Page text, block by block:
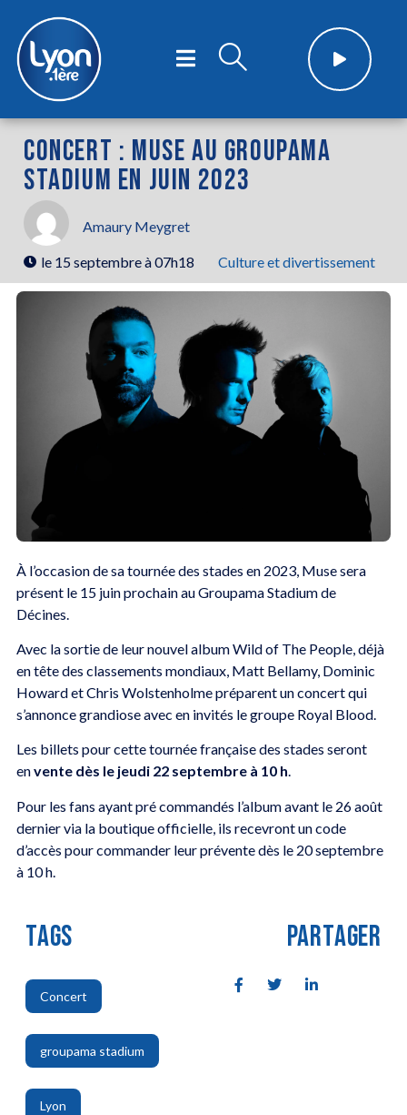
CONCERT : MUSE AU GROUPAMA
STADIUM EN JUIN 2023
Amaury Meygret
le 15 septembre à 07h18 Culture et divertissement
À l’occasion de sa tournée des stades en 2023, Muse sera
présent le 15 juin prochain au Groupama Stadium de
Décines.
Avec la sortie de leur nouvel album Wild of The People, déjà
en tête des classements mondiaux, Matt Bellamy, Dominic
Howard et Chris Wolstenholme préparent un concert qui
s’annonce grandiose avec en invités le groupe Royal Blood.
Les billets pour cette tournée française des stades seront
envente dès le jeudi 22 septembre à 10 h.
Pour les fans ayant pré commandés l’album avant le 26 août
dernier via la boutique officielle, ils recevront un code
d’accès pour commander leur prévente dès le 20 septembre
à 10 h.
TAGS
Concert
,
groupama stadium
,
Lyon
PARTAGER